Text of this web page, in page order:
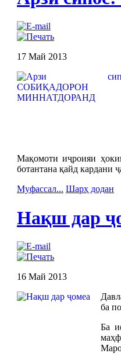
17 Май 2013
Мақомоти иҷроияи
ботантана қайд кардани
Муфассал... Шарҳ додан
Нақш дар
16 Май 2013
ба
Ба